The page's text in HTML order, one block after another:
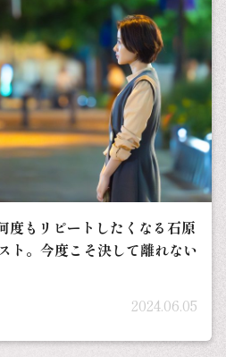
度もリピートしたくなる石原
ト。今度こそ決して離れない
2024.06.05